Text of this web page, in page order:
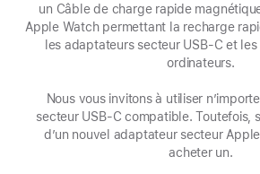
une
nouvelle
fenêtre)
un Câble de charge rapide
Apple Watch permettant la recharge
les adaptateurs secteur USB-C et
ordinateurs.
Nous vous invitons à utiliser
secteur USB‑C compatible. Toutefois,
d’un nouvel adaptateur secteur
acheter un.